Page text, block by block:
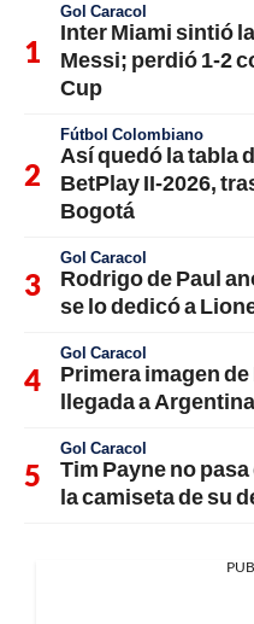
Gol Caracol
Inter Miami sintió
Messi; perdió 1-2
Cup
Fútbol Colombiano
Así quedó la tabla
BetPlay II-2026,
Bogotá
Gol Caracol
Rodrigo de Paul
se lo dedicó a
Gol Caracol
Primera imagen
llegada a
Gol Caracol
Tim Payne no
la camiseta de su